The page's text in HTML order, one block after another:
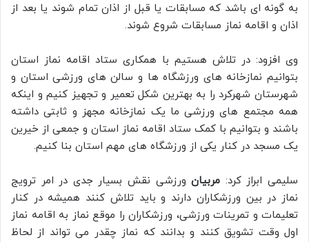
به گونه ای باشد که مسابقات یا قبل از اذان تمام شوند یا بعد از
اذان و اقامه نماز مسابقات شروع شوند.
وی افزود: در تلاش هستیم با همکاری ستاد اقامه نماز استان
بتوانیم نمازخانه های ورزشگاه ها و سالن های ورزشی استان و
شهرستان شهرکرد را به بهترین شکل تعمیر و تجهیز کنیم و اینکه
همه مجتمع های ورزشی ما یک نمازخانه مجهز و ثابتی داشته
باشند و بتوانیم با کمک ستاد اقامه نماز استان و جمعی از خیرین
یک مسجد در کنار یکی از ورزشگاه های مهم استان بنا کنیم.
سلیمی ابراز کرد: مربیانورزشی نقش بسیار جدی در امر ترویج
نماز در بین ورزشکاران دارند و باید تلاش کنند همیشه در کنار
تعلیمات و تمرینات ورزشی، ورزشکاران را موقع نماز به اقامه نماز
اول وقت تشویق کنند و بدانند که نماز چقدر می تواند از لحاظ